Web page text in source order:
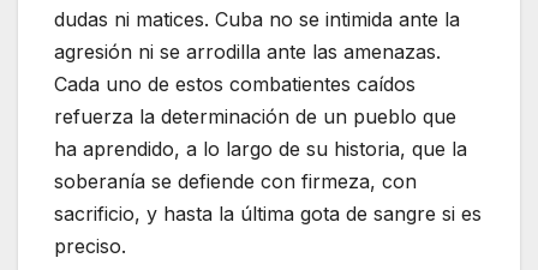
dudas ni matices. Cuba no se intimida ante la
agresión ni se arrodilla ante las amenazas.
Cada uno de estos combatientes caídos
refuerza la determinación de un pueblo que
ha aprendido, a lo largo de su historia, que la
soberanía se defiende con firmeza, con
sacrificio, y hasta la última gota de sangre si es
preciso.